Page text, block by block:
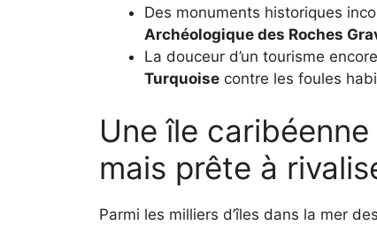
Des monuments historiques
Archéologique des Roches
La douceur d’un tourisme
Turquoise contre les foules
Une île
mais prête à
Parmi les milliers d’îles dans la mer